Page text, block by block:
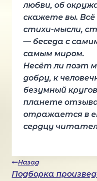
любви, об
скажете вы.
стихи-мысли,
— беседа с
самым миром.
Несёт ли поэт
добру, к
безумный
планете
отражается в
сердцу
Назад
Подборка